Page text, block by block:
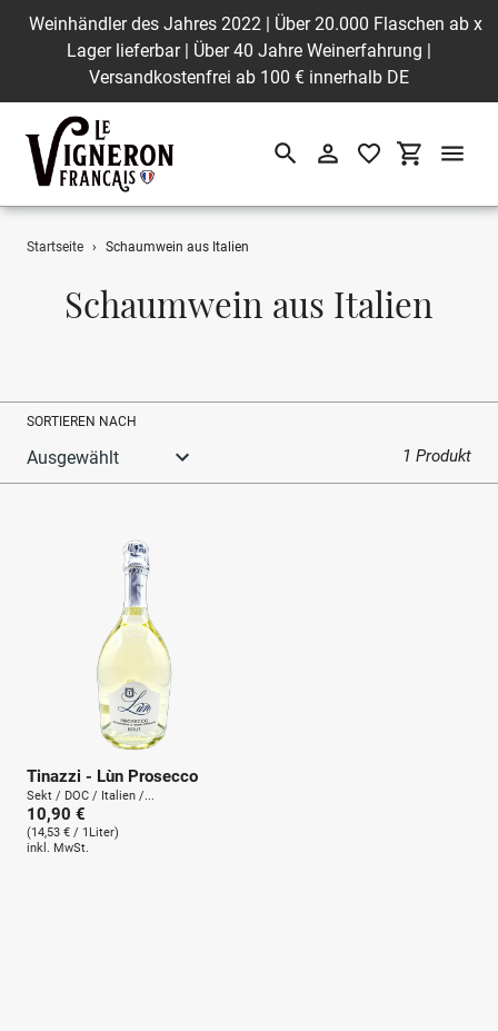
Direkt
Weinhändler des Jahres 2022 | Über 20.000 Flaschen ab
Lager lieferbar | Über 40 Jahre Weinerfahrung |
Versandkostenfrei ab 100 € innerhalb DE
x
SuchenEinloggen
Startseite › Schaumwein aus Italien
S
m
l
Schaumwein aus Italien
SORTIEREN NACH
1 Produkt
Tinazzi - Lùn Prosecco
Sekt / DOC / Italien /...
10,90 €
(14,53 € / 1Liter)
inkl. MwSt.